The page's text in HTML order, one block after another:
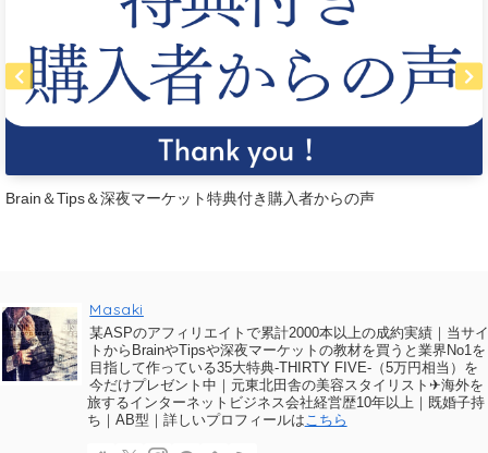
Brain＆Tips＆深夜マーケット特典付き購入者からの声
Masaki
某ASPのアフィリエイトで累計2000本以上の成約実績｜当サ
トからBrainやTipsや深夜マーケットの教材を買うと業界No1を
目指して作っている35大特典-THIRTY FIVE-（5万円相当）を
今だけプレゼント中｜元東北田舎の美容スタイリスト✈海外を
旅するインターネットビジネス会社経営歴10年以上｜既婚子持
ち｜AB型｜詳しいプロフィールはこちら